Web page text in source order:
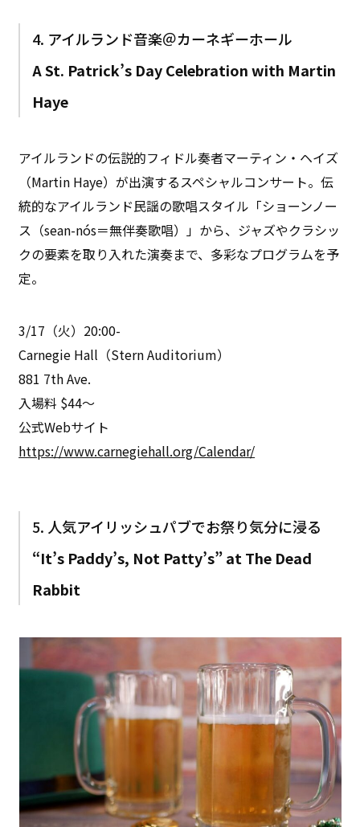
4. アイルランド音楽＠カーネギーホール
A St. Patrick’s Day Celebration with Martin
Haye
アイルランドの伝説的フィドル奏者マーティン・ヘイズ
（Martin Haye）が出演するスペシャルコンサート。伝
統的なアイルランド民謡の歌唱スタイル「ショーンノー
ス（sean-nós＝無伴奏歌唱）」から、ジャズやクラシッ
クの要素を取り入れた演奏まで、多彩なプログラムを予
定。
3/17（火）20:00-
Carnegie Hall（Stern Auditorium）
881 7th Ave.
入場料 $44～
公式Webサイト
https://www.carnegiehall.org/Calendar/
5. 人気アイリッシュパブでお祭り気分に浸る
“It’s Paddy’s, Not Patty’s” at The Dead
Rabbit